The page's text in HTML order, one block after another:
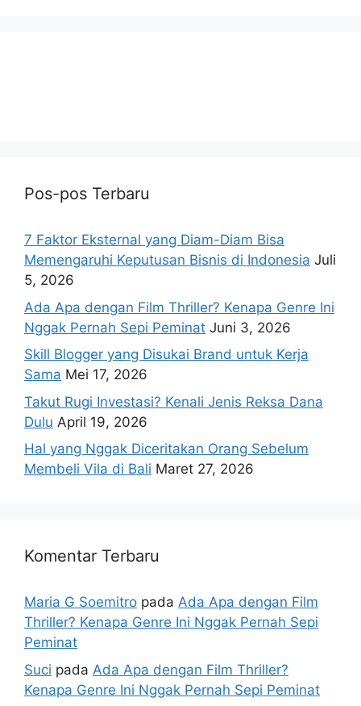
Pos-pos Terbaru
7 Faktor Eksternal yang Diam-Diam Bisa
Memengaruhi Keputusan Bisnis di Indonesia Juli
5, 2026
Ada Apa dengan Film Thriller? Kenapa Genre Ini
Nggak Pernah Sepi Peminat Juni 3, 2026
Skill Blogger yang Disukai Brand untuk Kerja
Sama Mei 17, 2026
Takut Rugi Investasi? Kenali Jenis Reksa Dana
Dulu April 19, 2026
Hal yang Nggak Diceritakan Orang Sebelum
Membeli Vila di Bali Maret 27, 2026
Komentar Terbaru
Maria G Soemitro pada Ada Apa dengan Film
Thriller? Kenapa Genre Ini Nggak Pernah Sepi
Peminat
Suci pada Ada Apa dengan Film Thriller?
Kenapa Genre Ini Nggak Pernah Sepi Peminat